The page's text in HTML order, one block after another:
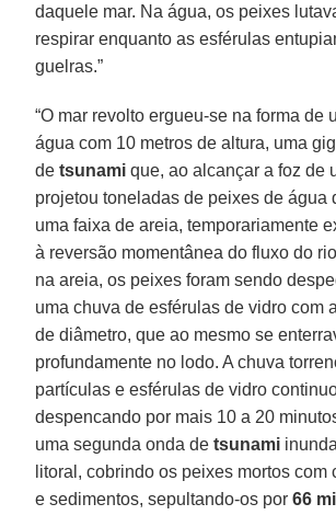
daquele mar. Na água, os peixes
respirar enquanto as esférulas
guelras.”
“O mar revolto ergueu-se na forma de
água com 10 metros de altura, uma
detsunami que, ao alcançar a foz de
projetou toneladas de peixes de água
uma faixa de areia, temporariamente
à reversão momentânea do fluxo do
na areia, os peixes foram sendo
uma chuva de esférulas de vidro com
de diâmetro, que ao mesmo se
profundamente no lodo. A chuva
partículas e esférulas de vidro
despencando por mais 10 a 20
uma segunda onda detsunami
litoral, cobrindo os peixes mortos com
e sedimentos, sepultando-os por 66